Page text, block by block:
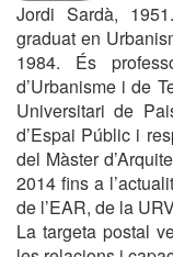
Jordi Sardà,
graduat en
1984. És
d’Urbanisme i de
Universitari de
d’Espai Públic i
del Màster
2014 fins a
de l’EAR, de la
La targeta postal